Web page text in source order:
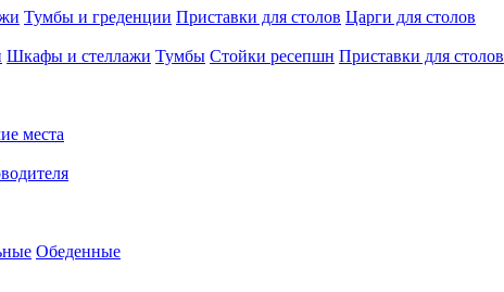
Тумбы и греденции Приставки для столов Царги для столов
Шкафы и стеллажи Тумбы Стойки ресепшн Приставки для столов
места
Обеденные